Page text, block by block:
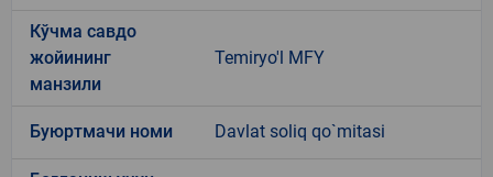
Кўчма савдо
жойининг
манзили
Temiryo'l MFY
Буюртмачи номи Davlat soliq qo`mitasi